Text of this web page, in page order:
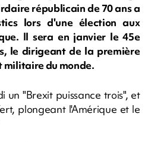
républicain de 70 ans a
lors d'une élection aux
Il sera en janvier le 45e
le dirigeant de la première
militaire du monde.
un "Brexit puissance trois", et
plongeant l'Amérique et le